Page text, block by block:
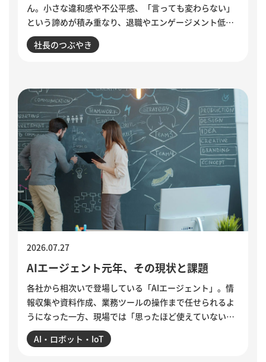
ん。小さな違和感や不公平感、「言っても変わらない」
という諦めが積み重なり、退職やエンゲージメント低下
として表面化します。インドで若者の抗議運動が教育相
の辞任につながった出来事から、組織に潜む「声なき
社長のつぶやき
AIエージェント元年、その現状と課題
2026.07.27
各社から相次いで登場している「AIエージェント」。情
報収集や資料作成、業務ツールの操作まで任せられるよ
うになった一方、現場では「思ったほど使えていない」
という声も聞かれます。各社のAIエージェント機能を紹
介するとともに、導入がうまくいかない5つの理由を整
AI・ロボット・IoT